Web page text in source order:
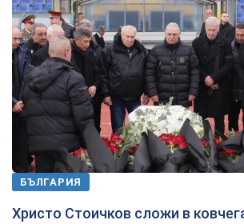
БЪЛГАРИЯ
Христо Стоичков сложи в